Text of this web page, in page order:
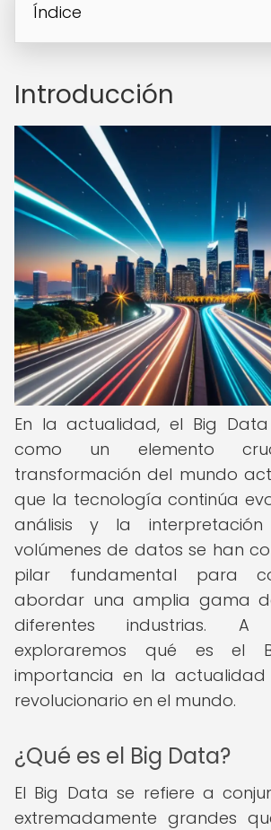
Índice
Introducción
En la actualidad, el Big
como un elemento
transformación del mundo
que la tecnología continúa
análisis y la
volúmenes de datos se han
pilar fundamental para
abordar una amplia gama
diferentes industrias. A
exploraremos qué es el
importancia en la
revolucionario en el mundo.
¿Qué es el Big Data?
El Big Data se refiere a
extremadamente grandes